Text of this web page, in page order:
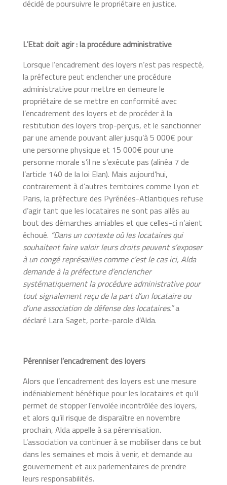
décidé de poursuivre le propriétaire en justice.
L’Etat doit agir : la procédure administrative
Lorsque l’encadrement des loyers n’est pas respecté,
la préfecture peut enclencher une procédure
administrative pour mettre en demeure le
propriétaire de se mettre en conformité avec
l’encadrement des loyers et de procéder à la
restitution des loyers trop-perçus, et le sanctionner
par une amende pouvant aller jusqu’à 5 000€ pour
une personne physique et 15 000€ pour une
personne morale s’il ne s’exécute pas (alinéa 7 de
l’article 140 de la loi Elan). Mais aujourd’hui,
contrairement à d’autres territoires comme Lyon et
Paris, la préfecture des Pyrénées-Atlantiques refuse
d’agir tant que les locataires ne sont pas allés au
bout des démarches amiables et que celles-ci n’aient
échoué. “Dans un contexte où les locataires qui
souhaitent faire valoir leurs droits peuvent s’exposer
à un congé représailles comme c’est le cas ici, Alda
demande à la préfecture d’enclencher
systématiquement la procédure administrative pour
tout signalement reçu de la part d’un locataire ou
d’une association de défense des locataires.”a
déclaré Lara Saget, porte-parole d’Alda.
Pérenniser l’encadrement des loyers
Alors que l’encadrement des loyers est une mesure
indéniablement bénéfique pour les locataires et qu’il
permet de stopper l’envolée incontrôlée des loyers,
et alors qu’il risque de disparaître en novembre
prochain, Alda appelle à sa pérennisation.
L’association va continuer à se mobiliser dans ce but
dans les semaines et mois à venir, et demande au
gouvernement et aux parlementaires de prendre
leurs responsabilités.